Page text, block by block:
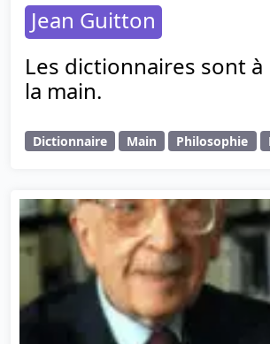
Jean Guitton
Les dictionnaires sont
la main.
Dictionnaire Main Philosophie